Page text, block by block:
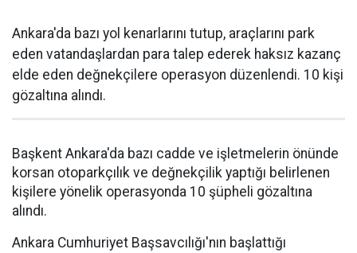
Ankara'da bazı yol kenarlarını tutup, araçlarını park
eden vatandaşlardan para talep ederek haksız kazanç
elde eden değnekçilere operasyon düzenlendi. 10 kişi
gözaltına alındı.
Başkent Ankara'da bazı cadde ve işletmelerin önünde
korsan otoparkçılık ve değnekçilik yaptığı belirlenen
kişilere yönelik operasyonda 10 şüpheli gözaltına
alındı.
Ankara Cumhuriyet Başsavcılığı'nın başlattığı